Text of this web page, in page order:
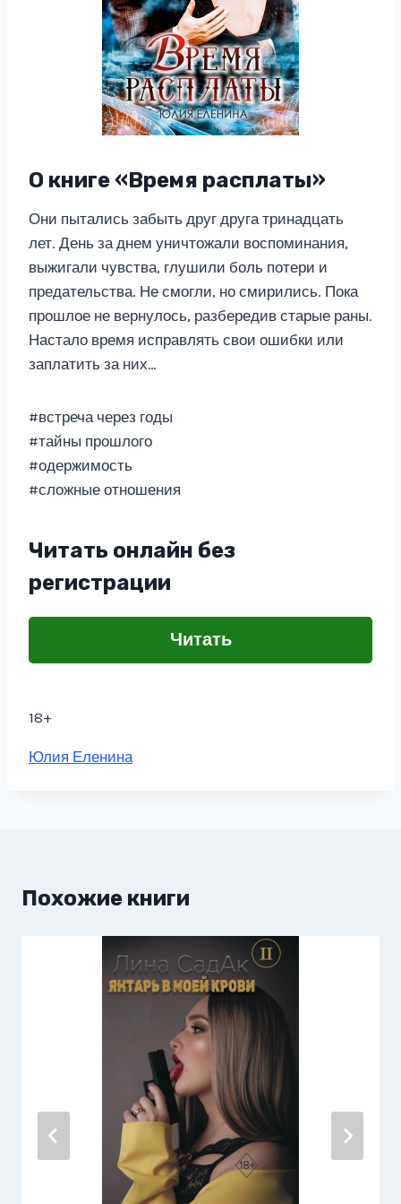
О книге «Время расплаты»
Они пытались забыть друг друга тринадцать
лет. День за днем уничтожали воспоминания,
выжигали чувства, глушили боль потери и
предательства. Не смогли, но смирились. Пока
прошлое не вернулось, разбередив старые раны.
Настало время исправлять свои ошибки или
заплатить за них…
#встреча через годы
#тайны прошлого
#одержимость
#сложные отношения
Читать онлайн без
регистрации
Читать
18+
Метки
Юлия Еленина
Похожие книги